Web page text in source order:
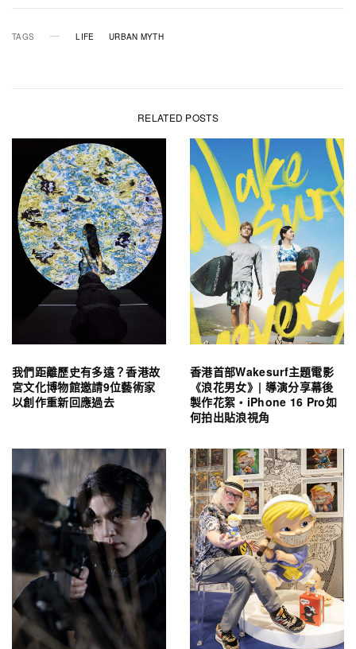
TAGS LIFE URBAN MYTH
RELATED POSTS
我們距離歷史有多遠？香港故
宮文化博物館邀請9位藝術家
以創作重新回應過去
香港首部Wakesurf主題電影
《浪花男女》| 導演分享幕後
製作花絮・iPhone 16 Pro如
何拍出貼浪視角